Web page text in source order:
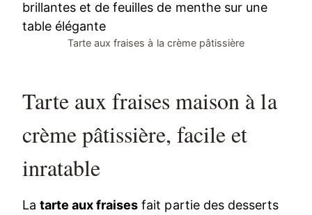
Tarte aux fraises à la crème pâtissière
Tarte aux fraises maison à la
crème pâtissière, facile et
inratable
Latarte aux fraises fait partie des desserts